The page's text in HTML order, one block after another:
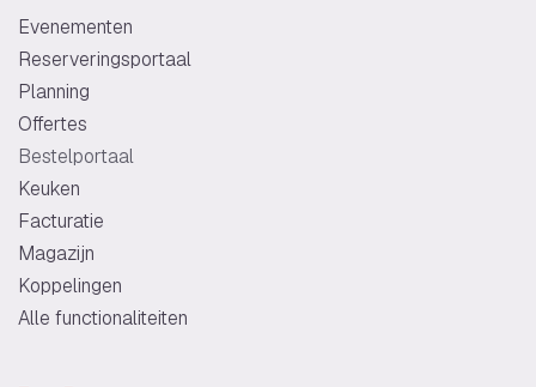
Evenementen
Reserveringsportaal
Planning
Offertes
Bestelportaal
Keuken
Facturatie
Magazijn
Koppelingen
Alle functionaliteiten